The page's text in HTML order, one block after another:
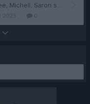
Cafeschema 14 okt - föräldrarna till Kayliee, Michell, Saron står i cafét. 1 till förälder behövs. 21 okt - föräldrarna till Ellie, Elina och Lova står i cafét. Det behövs 1 förälder till denna dag. 11 nov - föräldrarna till Miranda, Ellie och Narya står i cafét. Det behövs 1 förälder till denna dag. 25 nov - föräldrarna till Isabella, Kayliee och Darija står: i cafét. Det behövs 1 förälder till denna dag. 2 dec - föräldrarna till Kayliee, Daniella (från Bro) står i cafét. Det behövs 2 föräldrar till denna dag. 16 dec - föräldrarna till Isabella, Solei och Elivia står i cafét. Det behövs 1 förälder till denna dag.